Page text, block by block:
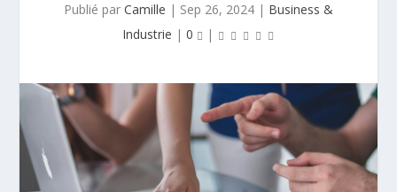
Publié par Camille | Sep 26, 2024 | Business &
Industrie | 0 |